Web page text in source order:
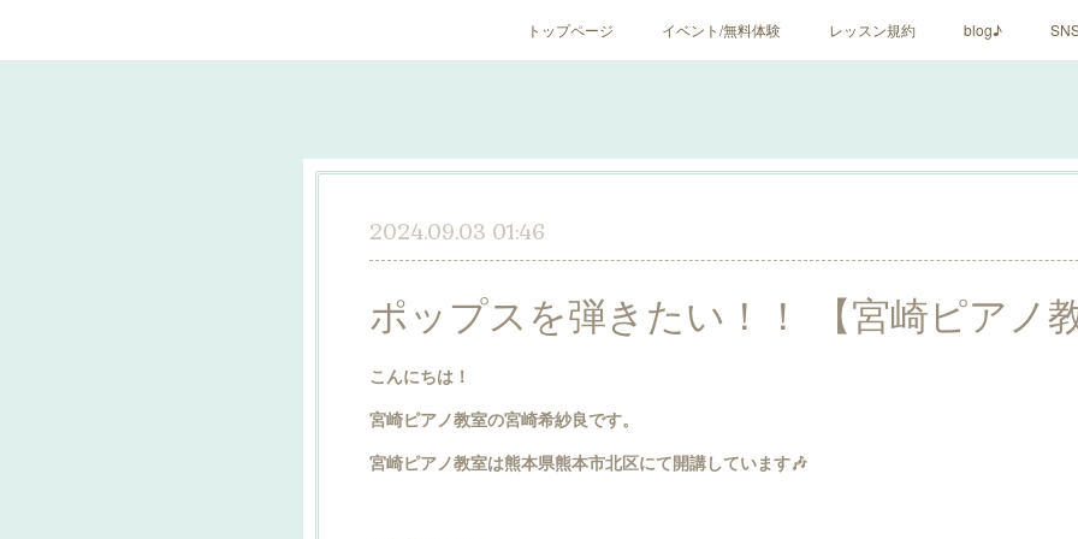
トップページ イベント/無料体験 レッスン規約 blog♪
2024.09.03 01:46
ポップスを弾きたい！！ 【宮崎ピアノ教
こんにちは！
宮崎ピアノ教室の宮崎希紗良です。
宮崎ピアノ教室は熊本県熊本市北区にて開講しています🎶